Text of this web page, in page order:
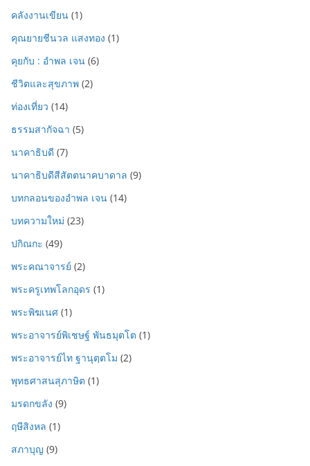
คลังงานเขียน (1)
คุณยายชีนวล แสงทอง (1)
คุยกับ : อำพล เจน (6)
ชีวิตและสุขภาพ (2)
ท่องเที่ยว (14)
ธรรมสากัจฉา (5)
นาคาธิบดี (7)
นาคาธิบดีสีสัตตนาคบาดาล (9)
บทกลอนของอำพล เจน (14)
บทความใหม่ (23)
ปกิณกะ (49)
พระคณาจารย์ (2)
พระครูเทพโลกอุดร (1)
พระพิฆเนศ (1)
พระอาจารย์พิเชษฐ์ พันธมุตโต (1)
พระอาจารย์ไท ฐานุตฺตโม (2)
พุทธศาสนสุภาษิต (1)
มรดกขลัง (9)
ฤษีสิงหล (1)
สภาบุญ (9)